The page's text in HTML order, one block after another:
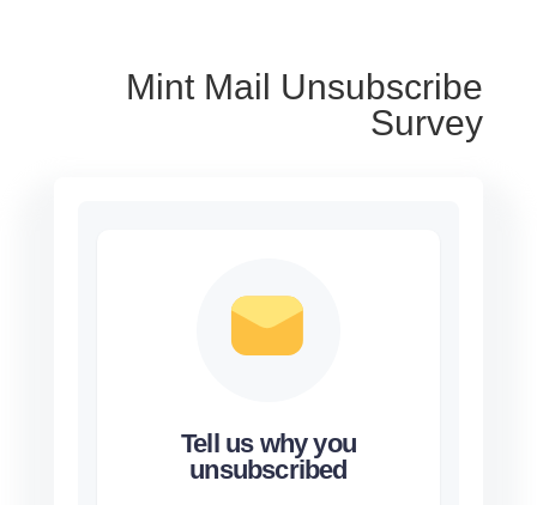
Mint Mail Unsubscribe
Survey
Tell us why you
unsubscribed